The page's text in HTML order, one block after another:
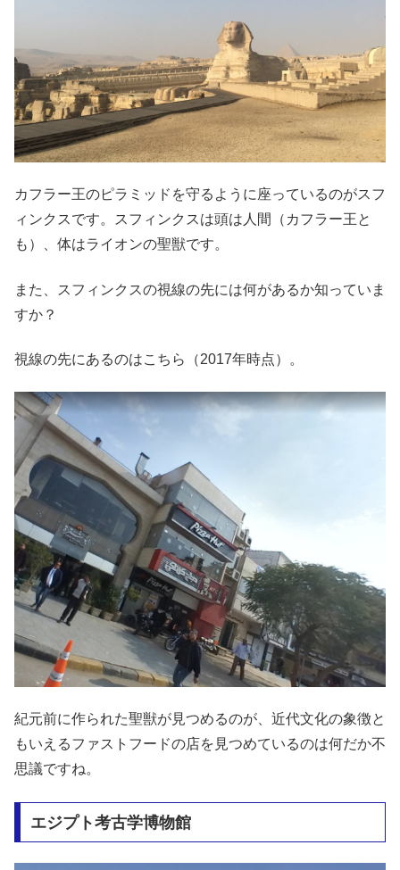
カフラー王のピラミッドを守るように座っているのがスフ
ィンクスです。スフィンクスは頭は人間（カフラー王と
も）、体はライオンの聖獣です。
また、スフィンクスの視線の先には何があるか知っていま
すか？
視線の先にあるのはこちら（2017年時点）。
紀元前に作られた聖獣が見つめるのが、近代文化の象徴と
もいえるファストフードの店を見つめているのは何だか不
思議ですね。
エジプト考古学博物館